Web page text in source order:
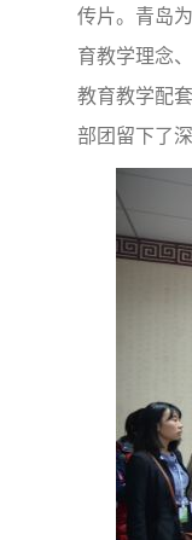
传片。青岛
育教学理念
教育教学配
部团留下了